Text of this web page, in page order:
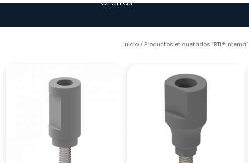
Inicio / Productos etiquetados “BTI® Interna”